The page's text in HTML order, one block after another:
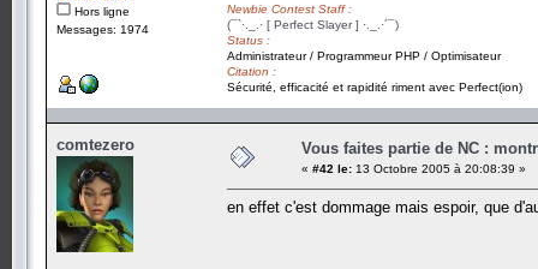
Hors ligne
Messages: 1974
Newbie Contest Staff :
(¯`·._.· [ Perfect Slayer ] ·._.·´¯)
Status :
Administrateur / Programmeur PHP / Optimisateur
Citation :
Sécurité, efficacité et rapidité riment avec Perfect(ion)
comtezero Vous faites partie de NC :
« #42 le: 13 Octobre 2005 à 20:08:39 »
en effet c'est dommage mais espoir, que